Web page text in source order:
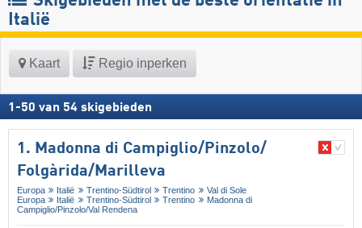
Italië
Kaart Regio inperken
1 -50 van 54 skigebieden
1. Madonna di Campiglio/​Pinzolo/​
Folgàrida/​Marilleva
Europa Italië Trentino-Südtirol Trentino
Val di Sole
Europa
Italië Trentino-Südtirol Trentino
Madonna di
Campiglio/​Pinzolo/​Val Rendena